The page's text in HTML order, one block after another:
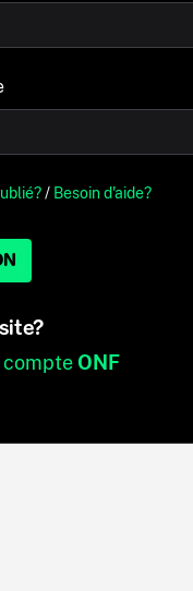
/ Besoin d'aide?
compteONF